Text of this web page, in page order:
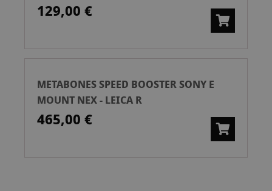
129,00 €
METABONES SPEED BOOSTER SONY E
MOUNT NEX - LEICA R
465,00 €